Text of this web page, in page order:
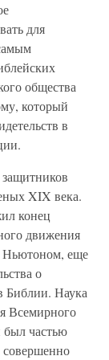
для
общества
который
в
XIX века.
конец
движения
Ньютоном, еще
о
Библии. Наука
Всемирного
был частью
совершенно